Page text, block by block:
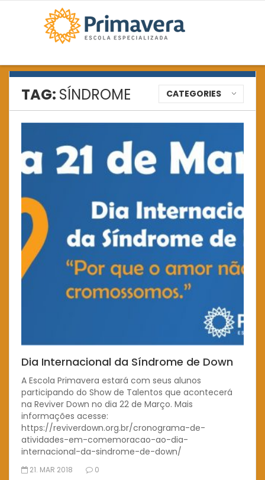
TAG: SÍNDROME CATEGORIES
Dia Internacional da Síndrome de Down
A Escola Primavera estará com seus alunos
participando do Show de Talentos que acontecerá
na Reviver Down no dia 22 de Março. Mais
informações acesse:
https://reviverdown.org.br/cronograma-de-
atividades-em-comemoracao-ao-dia-
internacional-da-sindrome-de-down/
21. MAR 2018 0